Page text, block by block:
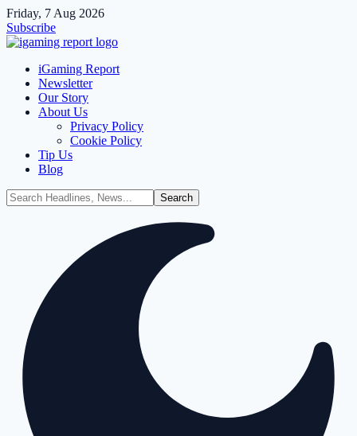
Friday, 7 Aug 2026
Subscribe
iGaming Report
Newsletter
Our Story
About Us
Privacy Policy
Cookie Policy
Tip Us
Blog